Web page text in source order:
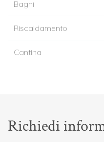
Bagni
Riscaldamento
Cantina
Richiedi